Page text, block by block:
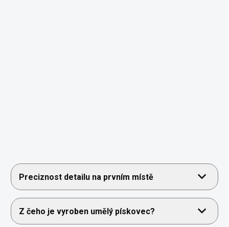
Preciznost detailu na prvním místě
Z čeho je vyroben umělý pískovec?